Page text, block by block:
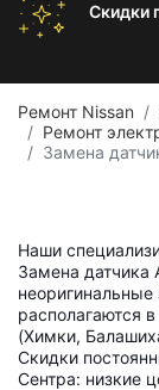
Скидки
Ремонт Nissan
Ремонт
Замена
Наши
Замена датчика
неоригинальные
располагаются
(Химки,
Скидки
Сентра: низкие